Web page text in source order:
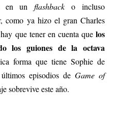
en unflashback o incluso
como ya hizo el gran Charles
que tener en cuenta que los
los guiones de la octava
forma que tiene Sophie de
episodios de Game of
sobrevive este año.